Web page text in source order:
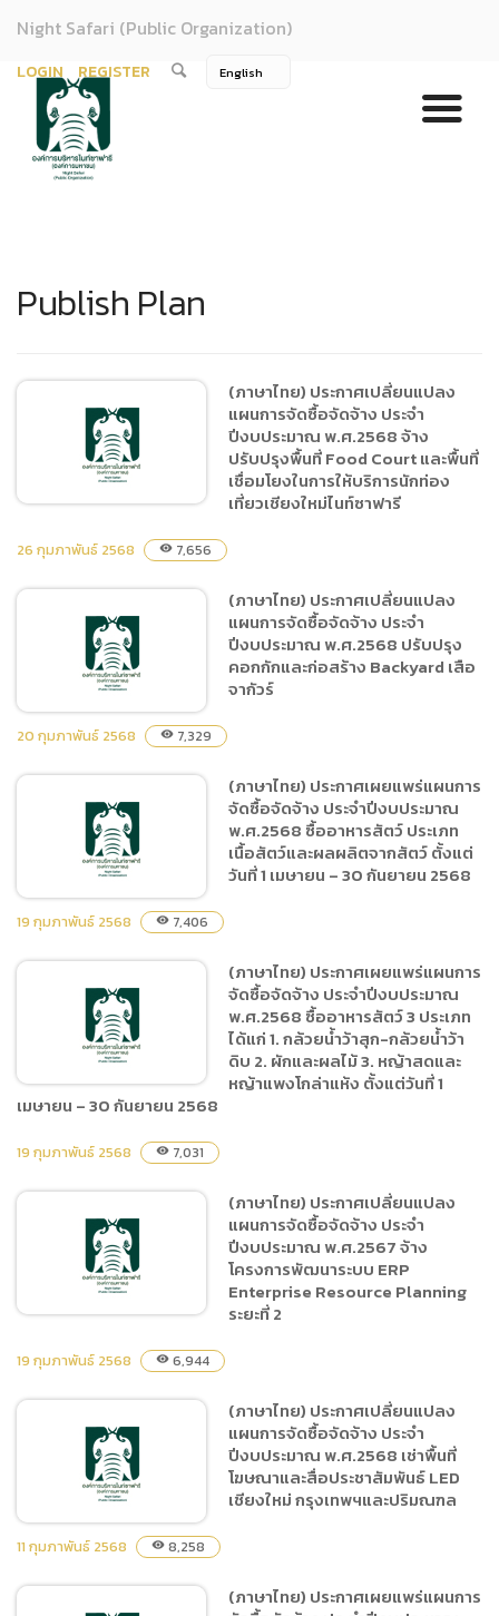
Night Safari (Public Organization)
LOGIN REGISTER
Publish Plan
(ภาษาไทย) ประกาศ
จัดจ้าง ประจำปีงบประมาณ
พ.ศ.2568 จ้างปรับปรุงพื้นที่
Food Court และพื้นที่เชื่อม
โยงในการให้บริการนักท่อง
เที่ยวเชียงใหม่ไนท์ซาฟารี
(ภาษาไทย) ประกาศเปลี่ยนแปลง
แผนการจัดซื้อจัดจ้าง ประจำ
ปีงบประมาณ พ.ศ.2568 จ้าง
ปรับปรุงพื้นที่ Food Court และพื้นที่
เชื่อมโยงในการให้บริการนักท่อง
เที่ยวเชียงใหม่ไนท์ซาฟารี
26 กุมภาพันธ์ 2568 visibility 7,656
เปลี่ยนแปลงแผนการจัดซื้อ
จัดจ้าง ประจำปีงบประมาณ
พ.ศ.2568 ปรับปรุงคอกกัก
และก่อสร้าง Backyard เสือ
จากัวร์
(ภาษาไทย) ประกาศเปลี่ยนแปลง
แผนการจัดซื้อจัดจ้าง ประจำ
ปีงบประมาณ พ.ศ.2568 ปรับปรุง
คอกกักและก่อสร้าง Backyard เสือ
จากัวร์
20 กุมภาพันธ์ 2568 visibility 7,329
แผนการจัดซื้อจัดจ้าง ประจำ
ปีงบประมาณ พ.ศ.2568 ซื้อ
อาหารสัตว์ ประเภทเนื้อสัตว์
และผลผลิตจากสัตว์ ตั้งแต่วัน
ที่ 1 เมษายน – 30 กันยายน
(ภาษาไทย) ประกาศเผยแพร่แผนการ
จัดซื้อจัดจ้าง ประจำปีงบประมาณ
พ.ศ.2568 ซื้ออาหารสัตว์ ประเภท
เนื้อสัตว์และผลผลิตจากสัตว์ ตั้งแต่
วันที่ 1 เมษายน – 30 กันยายน 2568
19 กุมภาพันธ์ 2568 visibility 7,406
(ภาษาไทย) ประกาศเผยแพร่
แผนการจัดซื้อจัดจ้าง ประจำ
ปีงบประมาณ พ.ศ.2568 ซื้อ
อาหารสัตว์ 3 ประเภท ได้แก่ 1.
กล้วยน้ำว้าสุก-กล้วยน้ำว้าดิบ
2. ผักและผลไม้ 3. หญ้าสดและ
หญ้าแพงโกล่าแห้ง ตั้งแต่วันที่
2568
(ภาษาไทย) ประกาศเผยแพร่แผนการ
จัดซื้อจัดจ้าง ประจำปีงบประมาณ
พ.ศ.2568 ซื้ออาหารสัตว์ 3 ประเภท
ได้แก่ 1. กล้วยน้ำว้าสุก-กล้วยน้ำว้า
ดิบ 2. ผักและผลไม้ 3. หญ้าสดและ
หญ้าแพงโกล่าแห้ง ตั้งแต่วันที่ 1
เมษายน – 30 กันยายน 2568
19 กุมภาพันธ์ 2568 visibility 7,031
(ภาษาไทย) ประกาศ
จัดจ้าง ประจำปีงบประมาณ
พ.ศ.2567 จ้างโครงการ
พัฒนาระบบ ERP
Enterprise Resource
Planning ระยะที่ 2
(ภาษาไทย) ประกาศเปลี่ยนแปลง
แผนการจัดซื้อจัดจ้าง ประจำ
ปีงบประมาณ พ.ศ.2567 จ้าง
โครงการพัฒนาระบบ ERP
Enterprise Resource Planning
ระยะที่ 2
19 กุมภาพันธ์ 2568 visibility 6,944
(ภาษาไทย) ประกาศเปลี่ยนแปลง
แผนการจัดซื้อจัดจ้าง ประจำ
ปีงบประมาณ พ.ศ.2568 เช่าพื้นที่
โฆษณาและสื่อประชาสัมพันธ์ LED
เชียงใหม่ กรุงเทพฯและปริมณฑล
11 กุมภาพันธ์ 2568 visibility 8,258
(ภาษาไทย) ประกาศเผยแพร่แผนการ